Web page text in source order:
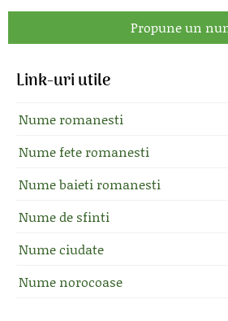
Propune un
Link-uri utile
Nume romanesti
Nume fete romanesti
Nume baieti romanesti
Nume de sfinti
Nume ciudate
Nume norocoase